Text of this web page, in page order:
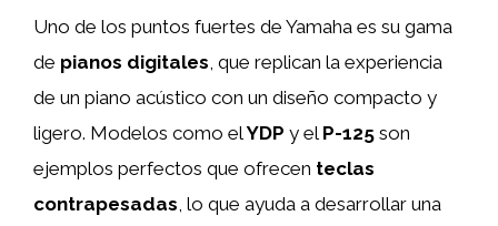
Uno de los puntos fuertes de Yamaha es su gama
de pianos digitales , que replican la experiencia
de un piano acústico con un diseño compacto y
ligero. Modelos como elYDP y el P-125 son
ejemplos perfectos que ofrecen teclas
contrapesadas , lo que ayuda a desarrollar una